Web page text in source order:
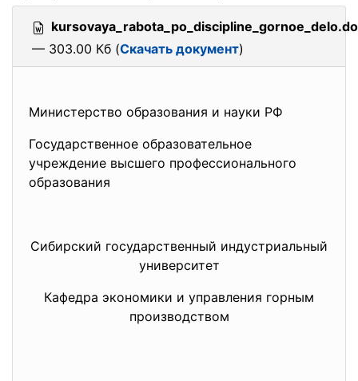
— 303.00 Кб (Скачать документ)
Министерство образования и науки РФ
Государственное образовательное
учреждение высшего профессионального
образования
Сибирский государственный индустриальный
университет
Кафедра экономики и управления горным
производством